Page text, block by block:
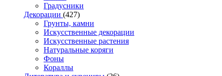
Градусники
Декорации (427)
Грунты, камни
Искусственные декорации
Искусственные растения
Натуральные коряги
Фоны
Кораллы